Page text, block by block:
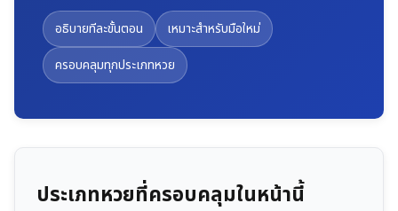
อธิบายทีละขั้นตอน
เหมาะสำหรับมือใหม่
ครอบคลุมทุกประเภทหวย
ประเภทหวยที่ครอบคลุมในหน้านี้